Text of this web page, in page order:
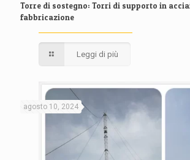
Torre di sostegno: Torri di supporto in
fabbricazione
Leggi di più
agosto 10, 2024